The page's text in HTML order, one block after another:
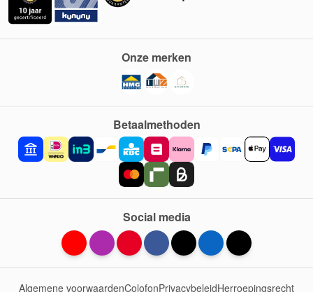
Betaalmethoden
Onze merken
Social media
Algemene voorwaardenColofonPrivacybeleidHerroepingsrecht